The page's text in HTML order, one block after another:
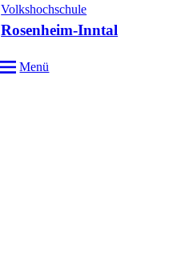
Volkshochschule
Rosenheim-Inntal
Menü